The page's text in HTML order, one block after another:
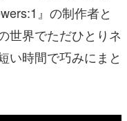
』の制作者と
世界でただひとりネ
い時間で巧みにまと